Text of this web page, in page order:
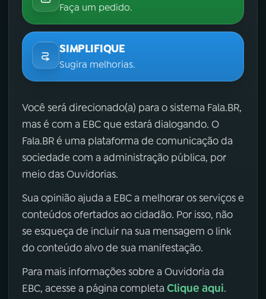
Faça um pedido.
SIMPLIFIQUE
Sugira melhorias.
Você será direcionado(a) para o sistema Fala.BR,
mas é com a EBC que estará dialogando. O
Fala.BR é uma plataforma de comunicação da
sociedade com a administração pública, por
meio das Ouvidorias.
Sua opinião ajuda a EBC a melhorar os serviços e
conteúdos ofertados ao cidadão. Por isso, não
se esqueça de incluir na sua mensagem o link
do conteúdo alvo de sua manifestação.
Para mais informações sobre a Ouvidoria da
EBC, acesse a página completa Clique aqui.